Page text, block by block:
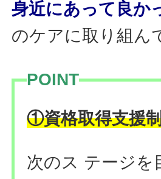
身近にあって良か
のケアに取り組ん
POINT
①資格取得支援
次のス テージを